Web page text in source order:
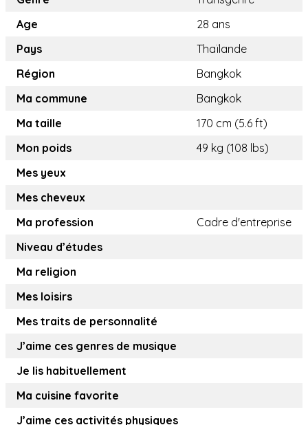
Age
28 ans
Pays
Thaïlande
Région
Bangkok
Ma commune
Bangkok
Ma taille
170 cm (5.6 ft)
Mon poids
49 kg (108 lbs)
Mes yeux
Mes cheveux
Ma profession
Cadre d'entreprise
Niveau d’études
Ma religion
Mes loisirs
Mes traits de personnalité
J’aime ces genres de musique
Je lis habituellement
Ma cuisine favorite
J’aime ces activités physiques